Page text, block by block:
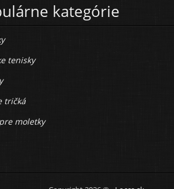
kategórie
tenisky
tričká
moletky